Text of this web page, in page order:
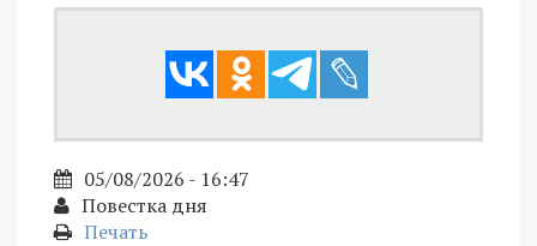
05/08/2026 - 16:47
Повестка дня
Печать